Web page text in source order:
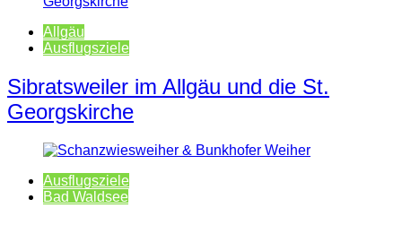
Allgäu
Ausflugsziele
Sibratsweiler im Allgäu und die St.
Georgskirche
Ausflugsziele
Bad Waldsee